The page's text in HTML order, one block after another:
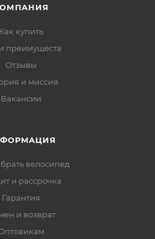
Как купить
преимущеста
Отзывы
и миссия
Вакансии
велосипед
и рассрочка
Гарантия
и возврат